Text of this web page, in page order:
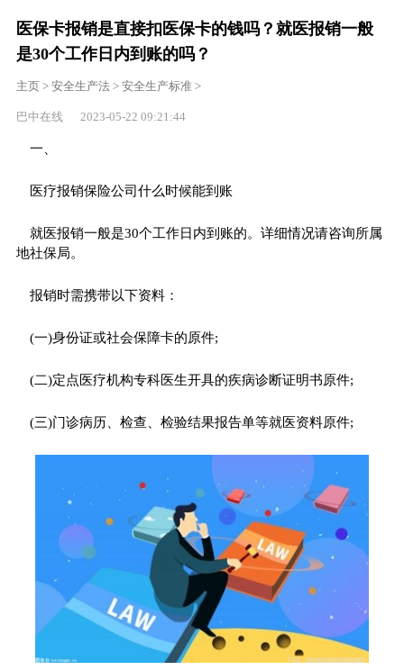
医保卡报销是直接扣医保卡的钱吗？就医报销一般
是30个工作日内到账的吗？
主页> 安全生产法> 安全生产标准>
巴中在线 2023-05-22 09:21:44
一、
医疗报销保险公司什么时候能到账
就医报销一般是30个工作日内到账的。详细情况请咨询所属
地社保局。
报销时需携带以下资料：
(一)身份证或社会保障卡的原件;
(二)定点医疗机构专科医生开具的疾病诊断证明书原件;
(三)门诊病历、检查、检验结果报告单等就医资料原件;